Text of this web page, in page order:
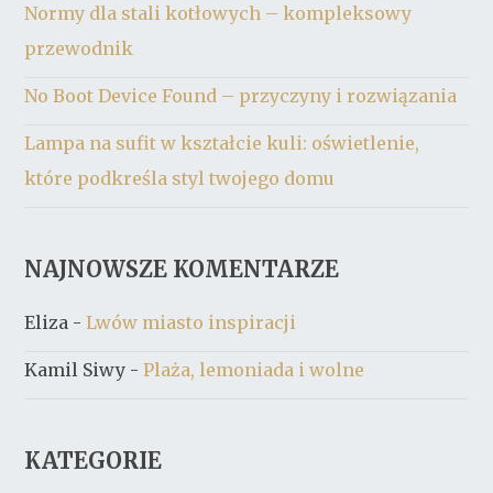
Normy dla stali kotłowych – kompleksowy
przewodnik
No Boot Device Found – przyczyny i rozwiązania
Lampa na sufit w kształcie kuli: oświetlenie,
które podkreśla styl twojego domu
NAJNOWSZE KOMENTARZE
Eliza -Lwów miasto inspiracji
Kamil Siwy -Plaża, lemoniada i wolne
KATEGORIE